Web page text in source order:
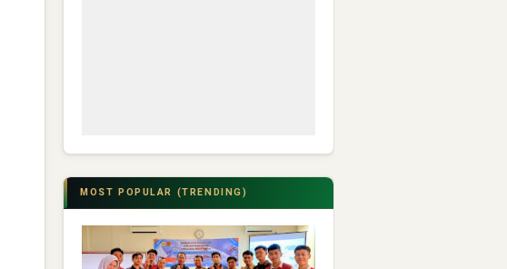
MOST POPULAR (TRENDING)